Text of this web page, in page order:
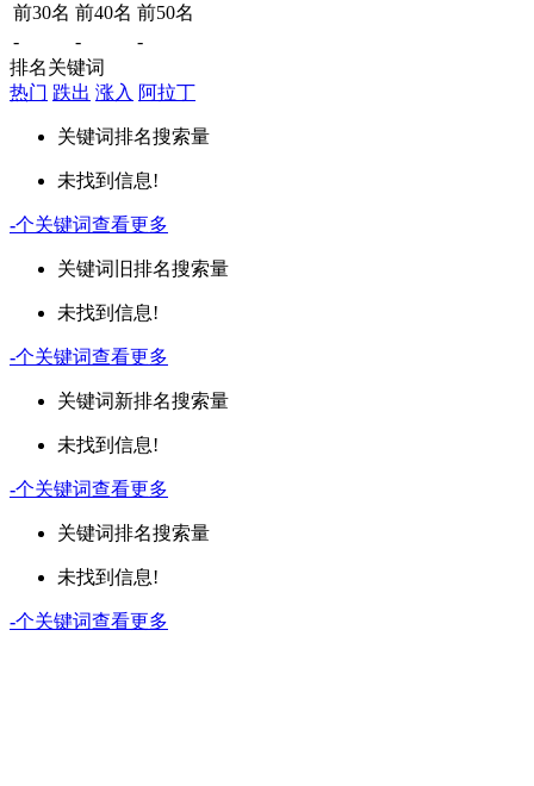
前30名 前40名 前50名
-
-
-
排名关键词
热门 跌出 涨入 阿拉丁
关键词排名搜索量
未找到信息!
-个关键词查看更多
关键词 旧排名搜索量
未找到信息!
-个关键词查看更多
关键词新排名搜索量
未找到信息!
-个关键词查看更多
关键词排名搜索量
未找到信息!
-个关键词查看更多